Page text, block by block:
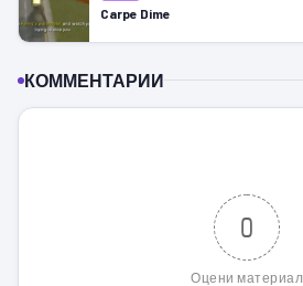
Carpe Dime
КОММЕНТАРИИ
0
Оцени материал